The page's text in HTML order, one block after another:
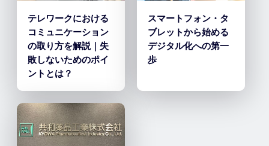
テレワークにおける
コミュニケーション
の取り方を解説｜失
敗しないためのポイ
ントとは？
スマートフォン・タ
ブレットから始める
デジタル化への第一
歩